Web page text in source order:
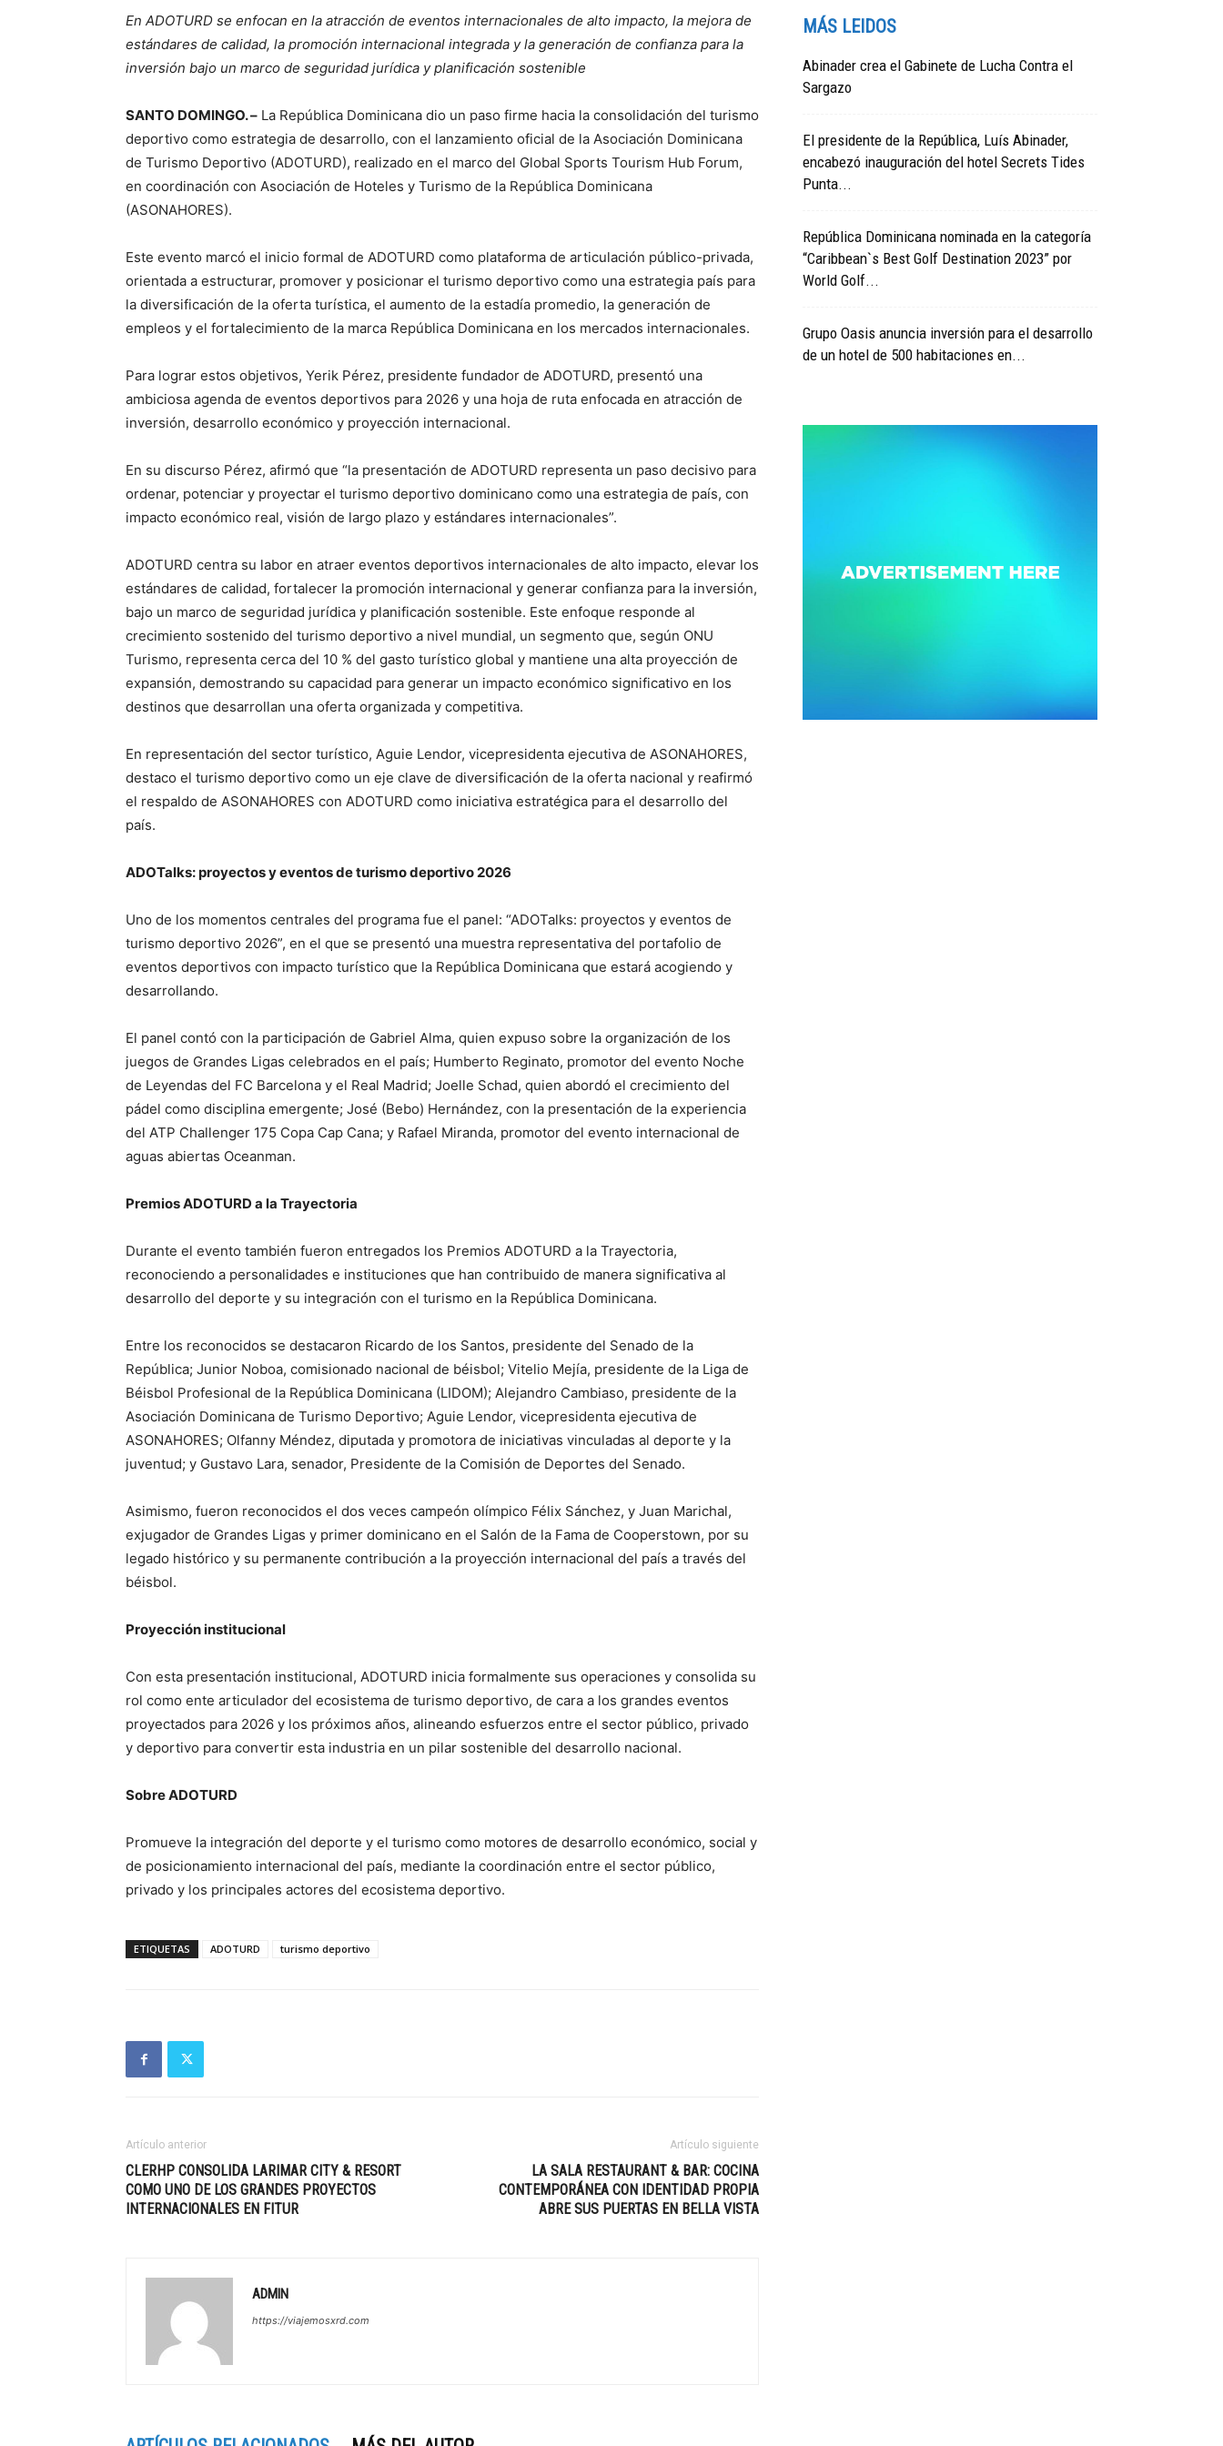
En ADOTURD se enfocan en la atracción de eventos internacionales de alto impacto, la mejora de
estándares de calidad, la promoción internacional integrada y la generación de confianza para la
inversión bajo un marco de seguridad jurídica y planificación sostenible
SANTO DOMINGO. – La República Dominicana dio un paso firme hacia la consolidación del turismo
deportivo como estrategia de desarrollo, con el lanzamiento oficial de la Asociación Dominicana
de Turismo Deportivo (ADOTURD), realizado en el marco del Global Sports Tourism Hub Forum,
en coordinación con Asociación de Hoteles y Turismo de la República Dominicana
(ASONAHORES).
Este evento marcó el inicio formal de ADOTURD como plataforma de articulación público-privada,
orientada a estructurar, promover y posicionar el turismo deportivo como una estrategia país para
la diversificación de la oferta turística, el aumento de la estadía promedio, la generación de
empleos y el fortalecimiento de la marca República Dominicana en los mercados internacionales.
Para lograr estos objetivos, Yerik Pérez, presidente fundador de ADOTURD, presentó una
ambiciosa agenda de eventos deportivos para 2026 y una hoja de ruta enfocada en atracción de
inversión, desarrollo económico y proyección internacional.
En su discurso Pérez, afirmó que “la presentación de ADOTURD representa un paso decisivo para
ordenar, potenciar y proyectar el turismo deportivo dominicano como una estrategia de país, con
impacto económico real, visión de largo plazo y estándares internacionales”.
ADOTURD centra su labor en atraer eventos deportivos internacionales de alto impacto, elevar los
estándares de calidad, fortalecer la promoción internacional y generar confianza para la inversión,
bajo un marco de seguridad jurídica y planificación sostenible. Este enfoque responde al
crecimiento sostenido del turismo deportivo a nivel mundial, un segmento que, según ONU
Turismo, representa cerca del 10 % del gasto turístico global y mantiene una alta proyección de
expansión, demostrando su capacidad para generar un impacto económico significativo en los
destinos que desarrollan una oferta organizada y competitiva.
En representación del sector turístico, Aguie Lendor, vicepresidenta ejecutiva de ASONAHORES,
destaco el turismo deportivo como un eje clave de diversificación de la oferta nacional y reafirmó
el respaldo de ASONAHORES con ADOTURD como iniciativa estratégica para el desarrollo del
país.
ADOTalks: proyectos y eventos de turismo deportivo 2026
Uno de los momentos centrales del programa fue el panel: “ADOTalks: proyectos y eventos de
turismo deportivo 2026”, en el que se presentó una muestra representativa del portafolio de
eventos deportivos con impacto turístico que la República Dominicana que estará acogiendo y
desarrollando.
El panel contó con la participación de Gabriel Alma, quien expuso sobre la organización de los
juegos de Grandes Ligas celebrados en el país; Humberto Reginato, promotor del evento Noche
de Leyendas del FC Barcelona y el Real Madrid; Joelle Schad, quien abordó el crecimiento del
pádel como disciplina emergente; José (Bebo) Hernández, con la presentación de la experiencia
del ATP Challenger 175 Copa Cap Cana; y Rafael Miranda, promotor del evento internacional de
aguas abiertas Oceanman.
Premios ADOTURD a la Trayectoria
Durante el evento también fueron entregados los Premios ADOTURD a la Trayectoria,
reconociendo a personalidades e instituciones que han contribuido de manera significativa al
desarrollo del deporte y su integración con el turismo en la República Dominicana.
Entre los reconocidos se destacaron Ricardo de los Santos, presidente del Senado de la
República; Junior Noboa, comisionado nacional de béisbol; Vitelio Mejía, presidente de la Liga de
Béisbol Profesional de la República Dominicana (LIDOM); Alejandro Cambiaso, presidente de la
Asociación Dominicana de Turismo Deportivo; Aguie Lendor, vicepresidenta ejecutiva de
ASONAHORES; Olfanny Méndez, diputada y promotora de iniciativas vinculadas al deporte y la
juventud; y Gustavo Lara, senador, Presidente de la Comisión de Deportes del Senado.
Asimismo, fueron reconocidos el dos veces campeón olímpico Félix Sánchez, y Juan Marichal,
exjugador de Grandes Ligas y primer dominicano en el Salón de la Fama de Cooperstown, por su
legado histórico y su permanente contribución a la proyección internacional del país a través del
béisbol.
Proyección institucional
Con esta presentación institucional, ADOTURD inicia formalmente sus operaciones y consolida su
rol como ente articulador del ecosistema de turismo deportivo, de cara a los grandes eventos
proyectados para 2026 y los próximos años, alineando esfuerzos entre el sector público, privado
y deportivo para convertir esta industria en un pilar sostenible del desarrollo nacional.
Sobre ADOTURD
Promueve la integración del deporte y el turismo como motores de desarrollo económico, social y
de posicionamiento internacional del país, mediante la coordinación entre el sector público,
privado y los principales actores del ecosistema deportivo.
ETIQUETAS ADOTURD turismo deportivo
Artículo anterior
CLERHP CONSOLIDA LARIMAR CITY & RESORT
COMO UNO DE LOS GRANDES PROYECTOS
INTERNACIONALES EN FITUR
Artículo siguiente
LA SALA RESTAURANT & BAR: COCINA
CONTEMPORÁNEA CON IDENTIDAD PROPIA
ABRE SUS PUERTAS EN BELLA VISTA
ADMIN
https://viajemosxrd.com
MÁS LEIDOS
Abinader crea el Gabinete de Lucha Contra el
Sargazo
El presidente de la República, Luís Abinader,
encabezó inauguración del hotel Secrets Tides
Punta...
República Dominicana nominada en la categoría
“Caribbean`s Best Golf Destination 2023” por
World Golf...
Grupo Oasis anuncia inversión para el desarrollo
de un hotel de 500 habitaciones en...